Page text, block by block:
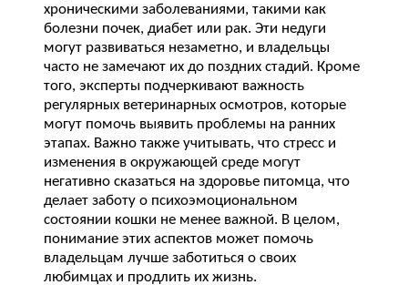
хроническими заболеваниями, такими как
болезни почек, диабет или рак. Эти недуги
могут развиваться незаметно, и владельцы
часто не замечают их до поздних стадий. Кроме
того, эксперты подчеркивают важность
регулярных ветеринарных осмотров, которые
могут помочь выявить проблемы на ранних
этапах. Важно также учитывать, что стресс и
изменения в окружающей среде могут
негативно сказаться на здоровье питомца, что
делает заботу о психоэмоциональном
состоянии кошки не менее важной. В целом,
понимание этих аспектов может помочь
владельцам лучше заботиться о своих
любимцах и продлить их жизнь.